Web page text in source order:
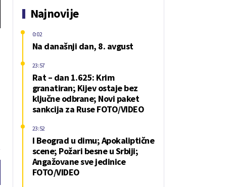
Najnovije
Na današnji dan, 8. avgust
0:02
Rat – dan 1.625: Krim
granatiran; Kijev ostaje bez
ključne odbrane; Novi paket
sankcija za Ruse FOTO/VIDEO
23:57
I Beograd u dimu; Apokaliptične
scene; Požari besne u Srbiji;
Angažovane sve jedinice
FOTO/VIDEO
23:52